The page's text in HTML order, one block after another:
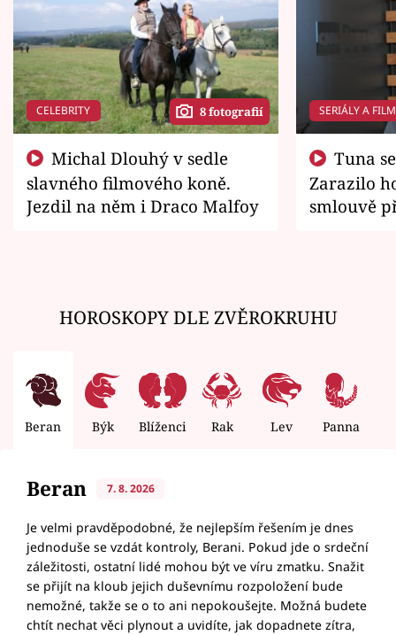
CELEBRITY 8 fotografií
slavného filmového koně.
Jezdil na něm i Draco Malfoy
SERIÁLY A
Zarazilo
smlouvě
HOROSKOPY DLE ZVĚROKRUHU
Beran Býk Blíženci Rak Lev Panna
Beran 7. 8. 2026
Je velmi pravděpodobné, že nejlepším řešením je dnes
jednoduše se vzdát kontroly, Berani. Pokud jde o srdeční
záležitosti, ostatní lidé mohou být ve víru zmatku. Snažit
se přijít na kloub jejich duševnímu rozpoložení bude
nemožné, takže se o to ani nepokoušejte. Možná budete
chtít nechat věci plynout a uvidíte, jak dopadnete zítra,